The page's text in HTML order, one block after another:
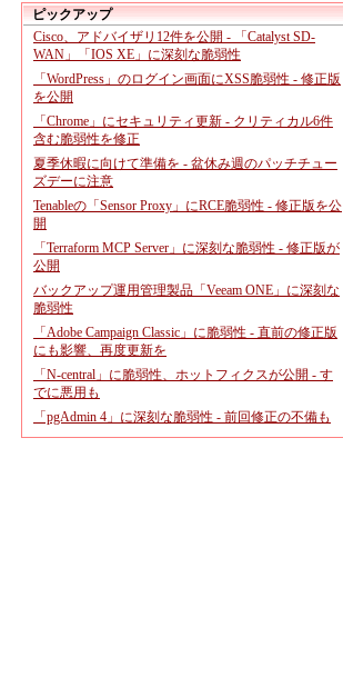
ピックアップ
Cisco、アドバイザリ12件を公開 - 「Catalyst SD-
WAN」「IOS XE」に深刻な脆弱性
「WordPress」のログイン画面にXSS脆弱性 - 修正版
を公開
「Chrome」にセキュリティ更新 - クリティカル6件
含む脆弱性を修正
夏季休暇に向けて準備を - 盆休み週のパッチチュー
ズデーに注意
Tenableの「Sensor Proxy」にRCE脆弱性 - 修正版を公
開
「Terraform MCP Server」に深刻な脆弱性 - 修正版が
公開
バックアップ運用管理製品「Veeam ONE」に深刻な
脆弱性
「Adobe Campaign Classic」に脆弱性 - 直前の修正版
にも影響、再度更新を
「N-central」に脆弱性、ホットフィクスが公開 - す
でに悪用も
「pgAdmin 4」に深刻な脆弱性 - 前回修正の不備も